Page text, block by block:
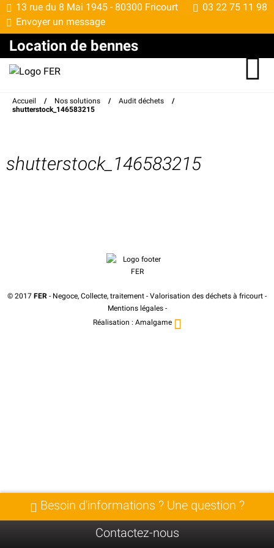
13 rue du 8 Mai 1945 - 80300 Fricourt
03 22 75 11 98
Envoyer un message
Location de bennes
Accueil / Nos solutions / Audit déchets
/
shutterstock_146583215
shutterstock_146583215
© 2017 FER - Negoce, Collecte, traitement - Valorisation des déchets à fricourt -
Mentions légales-
Réalisation : Amalgame
Besoin d'informations ? Une question ?
Contactez-nous